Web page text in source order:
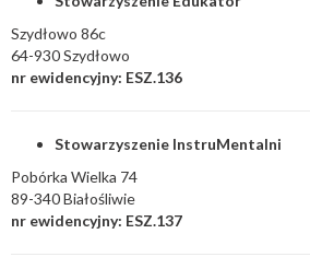
Szydłowo 86c
64-930 Szydłowo
nr ewidencyjny: ESZ.136
Stowarzyszenie InstruMentalni
Pobórka Wielka 74
89-340 Białośliwie
nr ewidencyjny: ESZ.137